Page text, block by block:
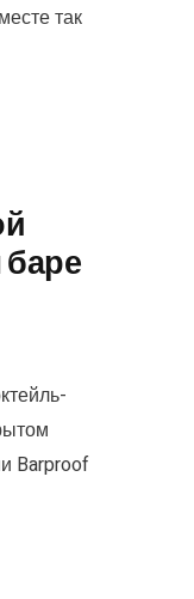
так
Barproof